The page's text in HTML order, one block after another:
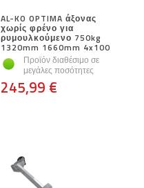
AL-KO OPTIMA άξονας
χωρίς φρένο για
ρυμουλκούμενο 750kg
1320mm 1660mm 4x100
Προϊόν διαθέσιμο σε
μεγάλες ποσότητες
245,99 €